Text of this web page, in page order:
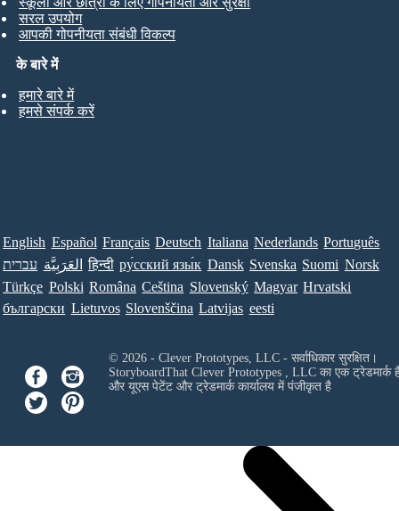
के बारे में
हमारे बारे में
हमसे संपर्क करें
सरल उपयोग
आपकी गोपनीयता संबंधी विकल्प
English Español Français Deutsch Italiana Nederlands Português
עברית العَرَبِيَّة हिन्दी ру́сский язы́к Dansk Svenska Suomi Norsk
Türkçe Polski Româna Ceština Slovenský Magyar Hrvatski
български Lietuvos Slovenščina Latvijas eesti
© 2026 - Clever Prototypes, LLC - सर्वाधिकार सुरक्षित।
StoryboardThat Clever Prototypes , LLCका एक ट्रेडमार्क
और यूएस पेटेंट और ट्रेडमार्क कार्यालय में पंजीकृत है